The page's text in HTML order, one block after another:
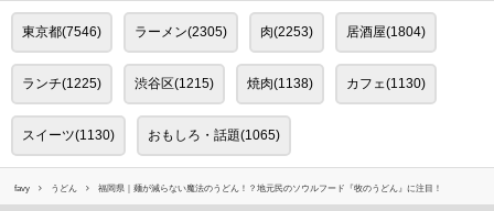
東京都(7546) ラーメン(2305) 肉(2253) 居酒屋(1804)
ランチ(1225) 渋谷区(1215) 焼肉(1138) カフェ(1130)
スイーツ(1130) おもしろ・話題(1065)
favy うどん 福岡県｜麺が減らない魔法のうどん！？地元民のソウルフード『牧のうどん』に注目！